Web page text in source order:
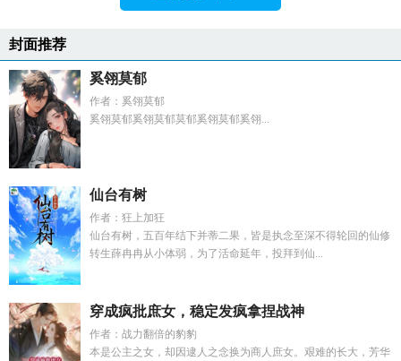
封面推荐
奚翎莫郁
作者：奚翎莫郁
奚翎莫郁奚翎莫郁莫郁奚翎莫郁奚翎...
仙台有树
作者：狂上加狂
仙台有树，五百年结下并蒂二果，皆是执念至深不得轮回的仙修
转生薛冉冉从小体弱，为了活命延年，投拜到仙...
穿成疯批庶女，稳定发疯拿捏战神
作者：战力翻倍的豹豹
本是公主之女，却因逮人之念换为商人庶女。艰难的长大，芳华